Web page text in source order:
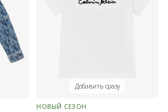
Добавить сразу
НОВЫЙ СЕЗОН